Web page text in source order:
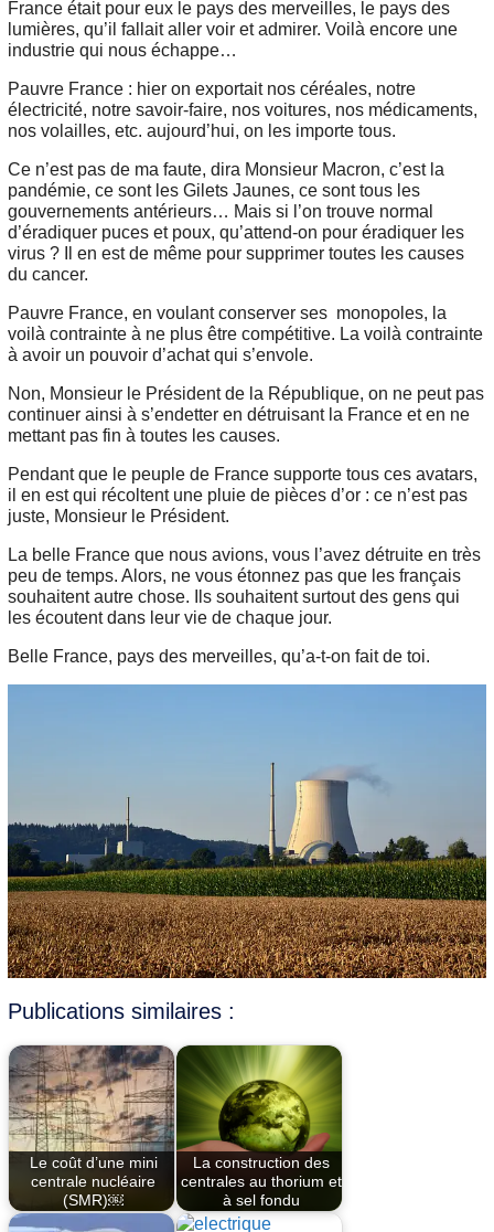
France était pour eux le pays des merveilles, le pays des
lumières, qu’il fallait aller voir et admirer. Voilà encore une
industrie qui nous échappe…
Pauvre France : hier on exportait nos céréales, notre
électricité, notre savoir-faire, nos voitures, nos médicaments,
nos volailles, etc. aujourd’hui, on les importe tous.
Ce n’est pas de ma faute, dira Monsieur Macron, c’est la
pandémie, ce sont les Gilets Jaunes, ce sont tous les
gouvernements antérieurs… Mais si l’on trouve normal
d’éradiquer puces et poux, qu’attend-on pour éradiquer les
virus ? Il en est de même pour supprimer toutes les causes
du cancer.
Pauvre France, en voulant conserver ses monopoles, la
voilà contrainte à ne plus être compétitive. La voilà contrainte
à avoir un pouvoir d’achat qui s’envole.
Non, Monsieur le Président de la République, on ne peut pas
continuer ainsi à s’endetter en détruisant la France et en ne
mettant pas fin à toutes les causes.
Pendant que le peuple de France supporte tous ces avatars,
il en est qui récoltent une pluie de pièces d’or : ce n’est pas
juste, Monsieur le Président.
La belle France que nous avions, vous l’avez détruite en très
peu de temps. Alors, ne vous étonnez pas que les français
souhaitent autre chose. Ils souhaitent surtout des gens qui
les écoutent dans leur vie de chaque jour.
Belle France, pays des merveilles, qu’a-t-on fait de toi.
Publications similaires :
Le coût d’une mini
centrale nucléaire
(SMR)￼
La construction des
centrales au thorium et
à sel fondu